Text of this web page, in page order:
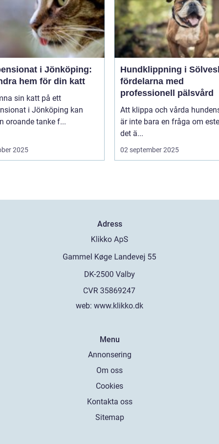
i Jönköping:
hem för din katt
sin katt på ett
i Jönköping kan
oroande tanke f...
2025
Hundklippning i
fördelarna med
professionell pälsvård
Att klippa och vårda
är inte bara en fråga om
det ä...
02 september 2025
Adress
web: www.klikko.dk
Menu
Annonsering
Om oss
Cookies
Kontakta oss
Sitemap